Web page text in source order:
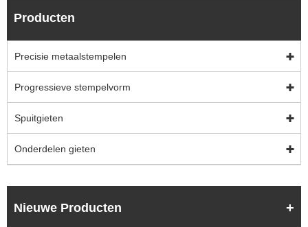
Producten
Precisie metaalstempelen
Progressieve stempelvorm
Spuitgieten
Onderdelen gieten
Nieuwe Producten